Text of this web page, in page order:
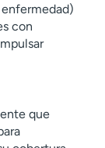
con
que